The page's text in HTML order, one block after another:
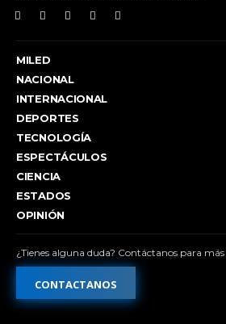
MILED
NACIONAL
INTERNACIONAL
DEPORTES
TECNOLOGÍA
ESPECTÁCULOS
CIENCIA
ESTADOS
OPINIÓN
¿Tienes alguna duda? Contáctanos para
CONTACTANOS